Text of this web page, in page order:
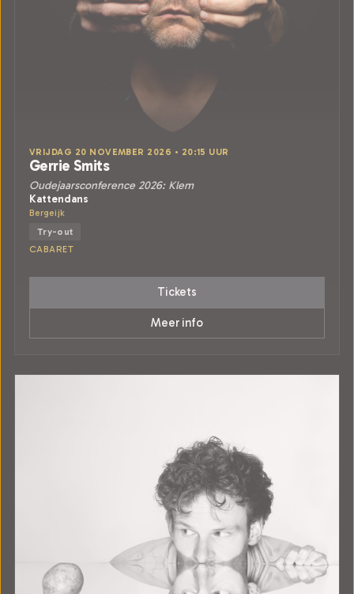
VRIJDAG 20 NOVEMBER 2026 • 20:15 UUR
Gerrie Smits
Oudejaarsconference 2026: Klem
Kattendans
Bergeijk
Try-out
CABARET
Tickets
Meer info